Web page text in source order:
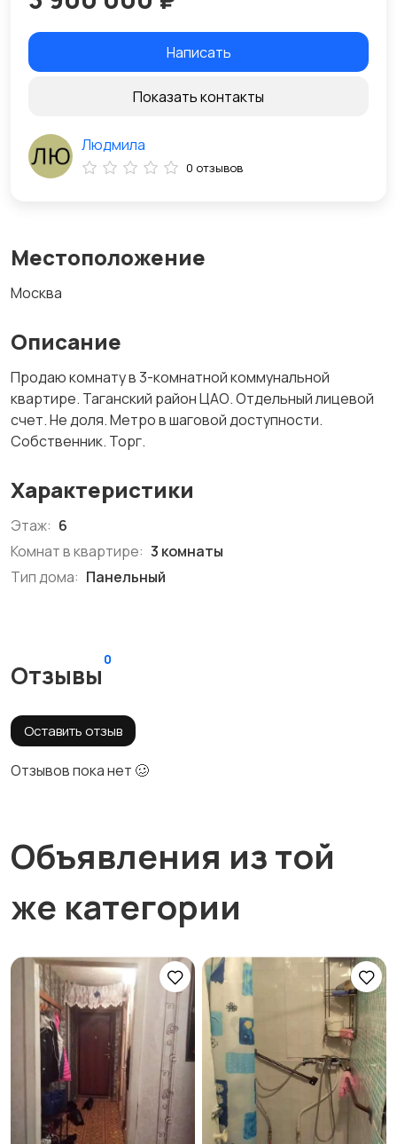
Местоположение
Москва
Описание
Продаю комнату в 3-комнатной коммунальной
квартире. Таганский район ЦАО. Отдельный лицевой
счет. Не доля. Метро в шаговой доступности.
Собственник. Торг.
Характеристики
Этаж: 6
Комнат в квартире: 3 комнаты
Тип дома: Панельный
Отзывы
0
Оставить отзыв
Отзывов пока нет 🥴
Написать
Показать контакты
Людмила
0 отзывов
Объявления из той
же категории